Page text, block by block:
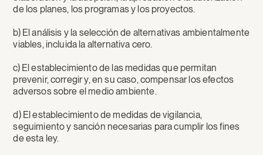
de los planes, los programas y los proyectos.
b) El análisis y la selección de alternativas ambientalmente
viables, incluida la alternativa cero.
c) El establecimiento de las medidas que permitan
prevenir, corregir y, en su caso, compensar los efectos
adversos sobre el medio ambiente.
d) El establecimiento de medidas de vigilancia,
seguimiento y sanción necesarias para cumplir los fines
de esta ley.